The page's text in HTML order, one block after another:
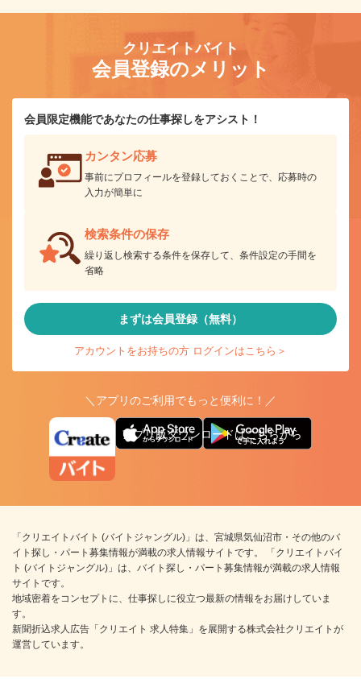
クリエイトバイト
会員登録のメリット
会員限定機能であなたの仕事探しをアシスト！
カンタン応募
事前にプロフィールを登録しておくことで、応募時の
入力が簡単に
検索条件の保存
繰り返し検索する条件を保存して、条件設定の手間を
省略
まずは会員登録（無料）
アカウントをお持ちの方 ログインはこちら＞
＼アプリのご利用でもっと便利に！／
アプリ版ダウンロードはこちらから
「クリエイトバイト (バイトジャングル)」は、宮城県気仙沼市・その他のバ
イト探し・パート募集情報が満載の求人情報サイトです。 「クリエイトバイ
ト (バイトジャングル)」は、バイト探し・パート募集情報が満載の求人情報
サイトです。
地域密着をコンセプトに、仕事探しに役立つ最新の情報をお届けしていま
す。
新聞折込求人広告「クリエイト 求人特集」を展開する株式会社クリエイトが
運営しています。